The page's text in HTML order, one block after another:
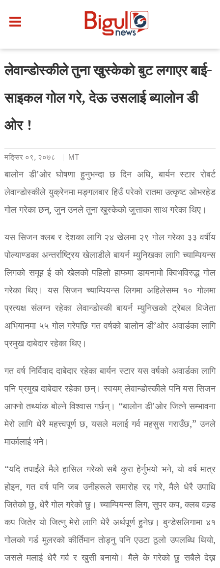
लेवान्डोस्कीले तुना खुस्केको बुट लगाएर बाई-
साइकल गोल गरे, देऊ उसलाई ब्यालोन डी
ओर !
मङि्सर ०९, २०७८ MT
बालोन डी’ओर घोषणा हुनुभन्दा छ दिन अघि, बार्यन स्टार रोबर्ट
लेवान्डोस्कीले युक्रेनमा मङ्गलबार हिउँ परेको रातमा उत्कृष्ट ओभरहेड
गोल गरेका छन्, जुन उनले तुना खुस्केको जुत्ताका साथ गरेका थिए।
यस सिजन क्लब र देशका लागि २४ खेलमा २९ गोल गरेका ३३ वर्षीय
पोल्याण्डका अन्तर्राष्ट्रिय खेलाडीले बायर्न म्युनिखका लागि च्याम्पियन्स
लिगको समूह ई को खेलको पहिलो हाफमा डायनामो क्विभविरुद्ध गोल
गरेका थिए। यस सिजन च्याम्पियन्स लिगमा अहिलेसम्म १० गोलमा
प्रत्यक्ष संलग्न रहेका लेवान्डोस्की बायर्न म्युनिखको ट्रेबल विजेता
अभियानमा ५५ गोल गरेपछि गत वर्षको बालोन डी’ओर अवार्डका लागि
प्रमुख दाबेदार रहेका थिए।
गत वर्ष निर्विवाद दाबेदार रहेका बार्यन स्टार यस वर्षको अवार्डका लागि
पनि प्रमुख दाबेदार रहेका छन्। स्वयम् लेवान्डोस्कीले पनि यस सिजन
आफ्नो तथ्यांक बोल्ने विश्वास गर्छन्। “बालोन डी’ओर जित्ने सम्भावना
मेरो लागि धेरै महत्त्वपूर्ण छ, यसले मलाई गर्व महसुस गराउँछ,” उनले
मार्कालाई भने।
“यदि तपाईंले मैले हासिल गरेको सबै कुरा हेर्नुभयो भने, यो वर्ष मात्र
होइन, गत वर्ष पनि जब उनीहरूले समारोह रद्द गरे, मैले धेरै उपाधि
जितेको छु, धेरै गोल गरेको छु। च्याम्पियन्स लिग, सुपर कप, क्लब वल्र्ड
कप जितेर यो जित्नु मेरो लागि धेरै अर्थपूर्ण हुनेछ। बुन्डेसलिगामा ४१
गोलको गर्ड मुलरको कीर्तिमान तोड्नु पनि एउटा ठूलो उपलब्धि थियो,
जसले मलाई धेरै गर्व र खुसी बनायो। मैले के गरेको छु सबैले देख्न